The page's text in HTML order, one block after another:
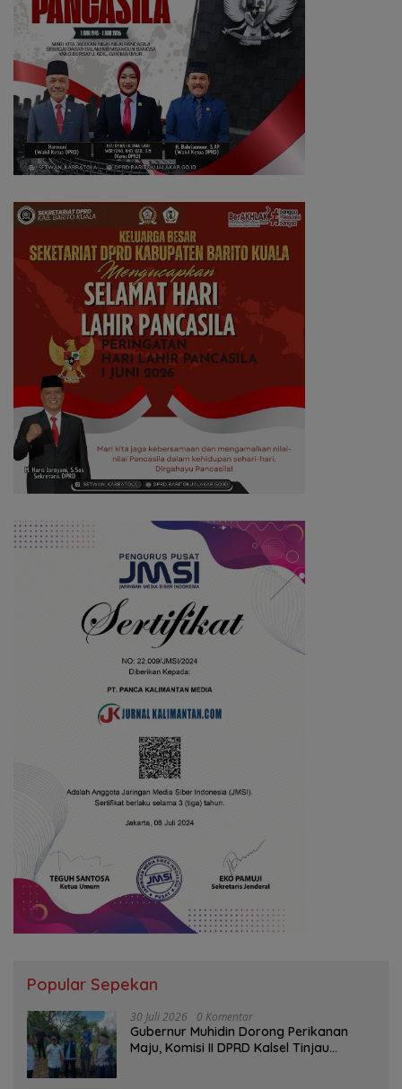
Popular Sepekan
30 Juli 2026 0 Komentar
Gubernur Muhidin Dorong Perikanan
Maju, Komisi II DPRD Kalsel Tinjau